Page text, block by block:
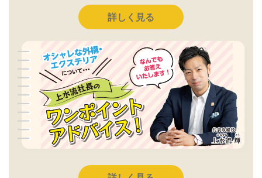
詳しく見る